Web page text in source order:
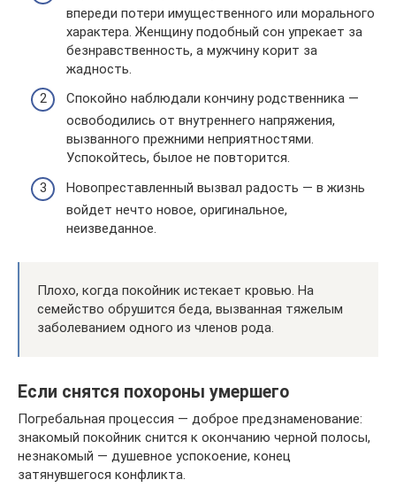
впереди потери имущественного или морального
характера. Женщину подобный сон упрекает за
безнравственность, а мужчину корит за
жадность.
Спокойно наблюдали кончину родственника —
освободились от внутреннего напряжения,
вызванного прежними неприятностями.
Успокойтесь, былое не повторится.
Новопреставленный вызвал радость — в жизнь
войдет нечто новое, оригинальное,
неизведанное.
Плохо, когда покойник истекает кровью. На
семейство обрушится беда, вызванная тяжелым
заболеванием одного из членов рода.
Если снятся похороны умершего
Погребальная процессия — доброе предзнаменование:
знакомый покойник снится к окончанию черной полосы,
незнакомый — душевное успокоение, конец
затянувшегося конфликта.